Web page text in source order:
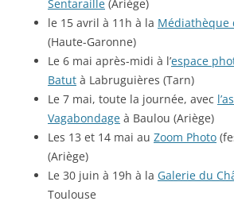
Sentaraille (Ariège)
le 15 avril à 11h à la Médiathèque
(Haute-Garonne)
Le 6 mai après-midi à l’espace
Batut à Labruguières (Tarn)
Le 7 mai, toute la journée, avec
Vagabondage à Baulou (Ariège)
Les 13 et 14 mai au Zoom Photo
(Ariège)
Le 30 juin à 19h à la Galerie du
Toulouse